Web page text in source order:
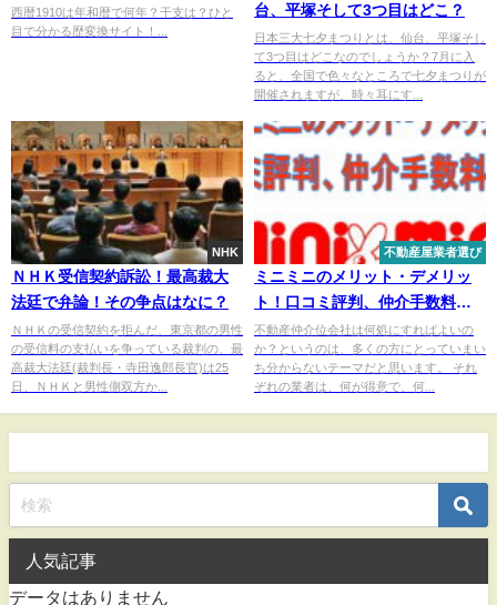
西暦1910は年和暦で何年？干支は？ひと
目で分かる歴変換サイト！...
台、平塚そして3つ目はどこ？
日本三大七夕まつりとは、仙台、平塚そし
て3つ目はどこなのでしょうか？7月に入
ると、全国で色々なところで七夕まつりが
開催されますが、時々耳にす...
NHK
ＮＨＫ受信契約訴訟！最高裁大
法廷で弁論！その争点はなに？
ＮＨＫの受信契約を拒んだ、東京都の男性
の受信料の支払いを争っている裁判の、最
高裁大法廷(裁判長・寺田逸郎長官)は25
日、ＮＨＫと男性側双方か...
不動産屋業者選び
ミニミニのメリット・デメリッ
ト！口コミ評判、仲介手数料
は？
不動産仲介位会社は何処にすればよいの
か？というのは、多くの方にとっていまい
ち分からないテーマだと思います。 それ
ぞれの業者は、何が得意で、何...
人気記事
データはありません